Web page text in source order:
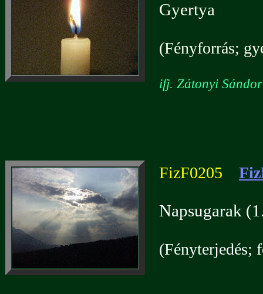
Gyertya
(Fényforrás;
ifj. Zátonyi
FizF0205
Napsugarak
(Fényterjedés;